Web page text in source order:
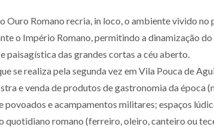
Ouro Romano recria, in loco, o ambiente vivido
o Império Romano, permitindo a dinamização
paisagística das grandes cortas a céu aberto.
se realiza pela segunda vez em Vila Pouca de
e venda de produtos de gastronomia da época
povoados e acampamentos militares; espaços
quotidiano romano (ferreiro, oleiro, canteiro ou